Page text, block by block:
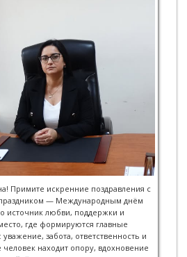
Примите искренние поздравления с
— Международным днём
источник любви, поддержки и
где формируются главные
забота, ответственность и
находит опору, вдохновение